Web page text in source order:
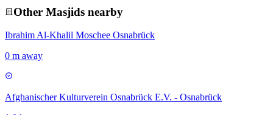
Other Masjids nearby
Ibrahim Al-Khalil Moschee Osnabrück
0 m away
Afghanischer Kulturverein Osnabrück E.V. - Osnabrück